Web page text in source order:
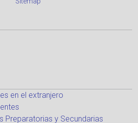
en el extranjero
Preparatorias y Secundarias